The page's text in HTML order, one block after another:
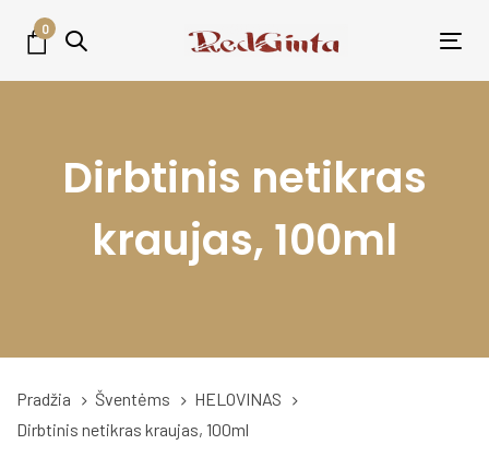
links
0
Dirbtinis netikras
kraujas, 100ml
Pradžia Šventėms
HELOVINAS
Dirbtinis netikras kraujas, 100ml